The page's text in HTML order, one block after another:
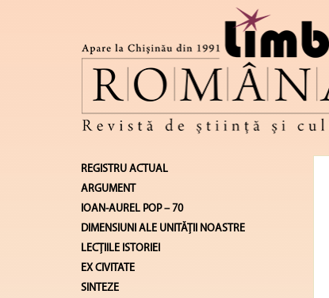
REGISTRU ACTUAL
ARGUMENT
IOAN-AUREL POP – 70
DIMENSIUNI ALE UNITĂŢII NOASTRE
LECŢIILE ISTORIEI
EX CIVITATE
SINTEZE